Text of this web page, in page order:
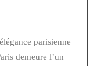
parisienne
demeure l’un